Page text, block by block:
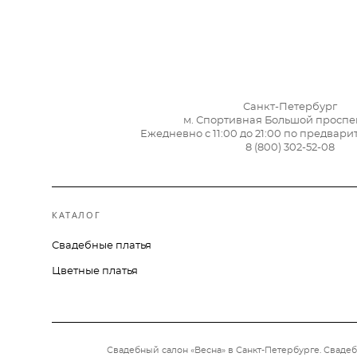
Санкт-Петербург
м. Спортивная Большой
Ежедневно с 11:00 до 21:00 по
8 (800) 302-52-08
КАТАЛОГ
Свадебные платья
Цветные платья
Свадебный салон «Весна» в Санкт-Петербурге.